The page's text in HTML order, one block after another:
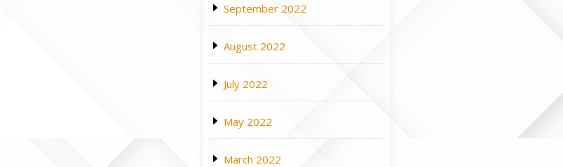
September 2022
August 2022
July 2022
May 2022
March 2022